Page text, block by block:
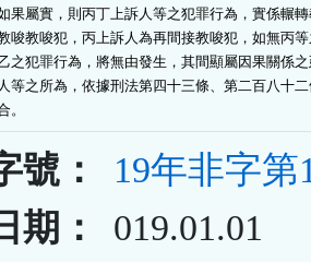
果屬實，則丙丁上訴人等之犯罪行為，實係輾
唆教唆犯，丙上訴人為再間接教唆犯，如無丙
之犯罪行為，將無由發生，其間顯屬因果關係
等之所為，依據刑法第四十三條、第二百八十
。
號：
19年非字第
期：
019.01.01